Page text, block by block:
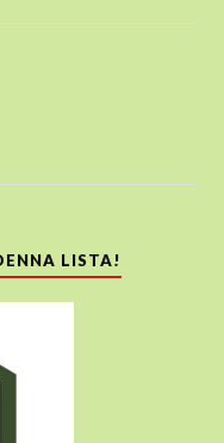
LISTA!